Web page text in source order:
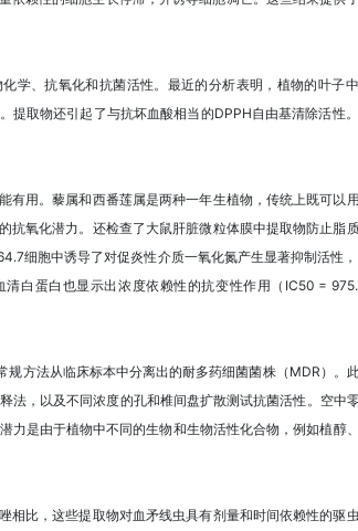
学、抗氧化和抗菌活性。最近的分析表明，植物的叶子
提取物还引起了与抗坏血酸相当的DPPH自由基清除活性
有用。藜属和西番莲属是两种一年生植物，传统上既可以
氧化潜力。还检查了大鼠肝脏微粒体膜中提取物防止脂
细胞中诱导了对促炎性介质一氧化氮产生显著抑制活性
白蛋白也显示出浓度依赖性的抗变性作用（IC50 =
方法从临床标本中分离出的耐多药细菌菌株（MDR）。
法，以及不同浓度的孔和椎间盘扩散测试抗菌活性。空中
是由于植物中不同的生物和生物活性化合物，例如植醇、
比，这些提取物对血矛线虫具有剂量和时间依赖性的驱